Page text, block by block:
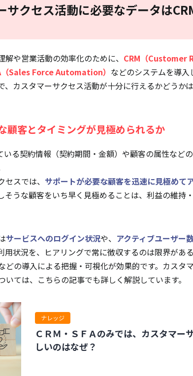
サクセス活動に必要なデータは
や営業活動の効率化のために、 CRM（Customer
（Sales Force Automation） などのシステムを導入
、カスタマーサクセス活動が十分に行えるかどうか
顧客とタイミングが見極められるか
いる契約情報（契約期間・金額）や顧客の属性など
スでは、 サポートが必要な顧客を迅速に見極めて
そうな顧客をいち早く見極めることは、利益の維持
サービスへのログイン状況や、 アクティブユーザー
用状況を、ヒアリングで常に徴収するのは限界があ
どの導入による把握・可視化が効果的です。カスタ
いては、こちらの記事でも詳しく解説しています。
ナレッジ
ＣＲＭ・ＳＦＡのみでは、カスタマー
しいのはなぜ？